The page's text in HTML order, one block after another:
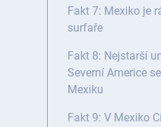
Fakt 7: Mexiko je
surfaře
Fakt 8: Nejstarší
Severní Americe
Mexiku
Fakt 9: V Mexiko